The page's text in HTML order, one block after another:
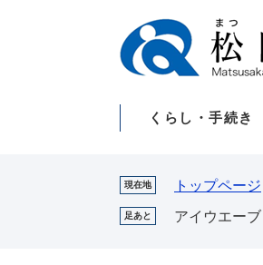
くらし・手続き
現在地 トップページ
足あと アイウエー